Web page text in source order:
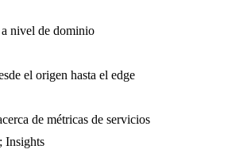
nivel de dominio
el origen hasta el edge
de métricas de servicios
Insights